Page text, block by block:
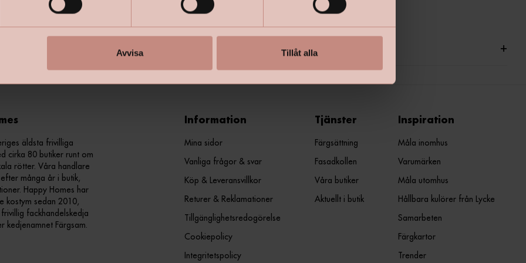
Avvisa Tillåt alla
Specifikationer +
äldsta frivilliga
cirka 80 butiker runt om
rötter. Våra handlare
många år i butik,
Happy Homes har
kostym sedan 2010,
fackhandelskedja
kedjenamnet Färgsam.
Information
Mina sidor
Vanliga frågor & svar
Köp & Leveransvillkor
Returer & Reklamationer
Tillgänglighetsredogörelse
Cookiepolicy
Integritetspolicy
Tjänster
Färgsättning
Fasadkollen
Våra butiker
Aktuellt i butik
Inspiration
Måla inomhus
Varumärken
Måla utomhus
Hållbara kulörer från Lycke
Samarbeten
Färgkartor
Trender